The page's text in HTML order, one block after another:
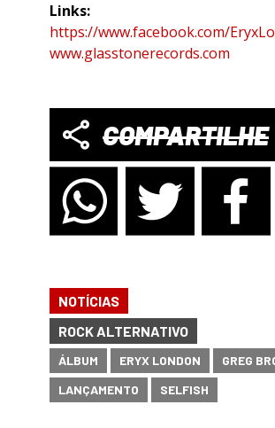
Links:
https://www.facebook.com/
www.glasstonerecords.com
COMPARTILHE
NOTÍCIAS
ROCK ALTERNATIVO
ÁLBUM ERYX LONDON
GREG
LANÇAMENTO
SELFISH